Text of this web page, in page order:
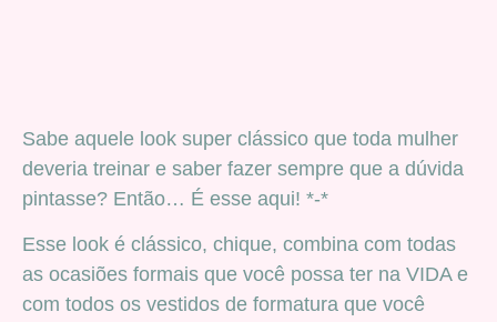
Sabe aquele look super clássico que toda mulher
deveria treinar e saber fazer sempre que a dúvida
pintasse? Então… É esse aqui! *-*
Esse look é clássico, chique, combina com todas
as ocasiões formais que você possa ter na VIDA e
com todos os vestidos de formatura que você